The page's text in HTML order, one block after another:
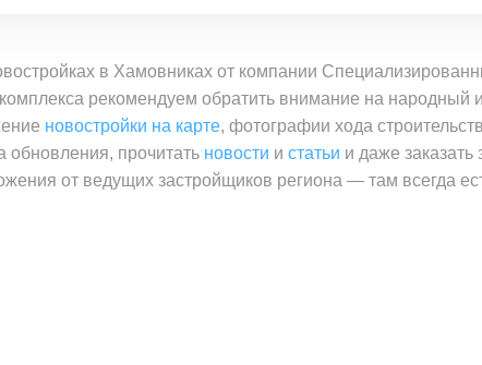
в Хамовниках от компании
рекомендуем обратить внимание на народный и
новостройки на карте, фотографии хода
обновления, прочитать новости и статьи и даже заказать
от ведущих застройщиков региона — там всегда